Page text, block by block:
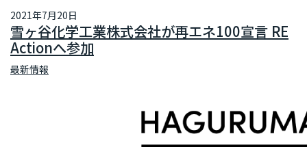
2021年7月20日
雪ヶ谷化学工業株式会社が再エネ100宣言 RE
Actionへ参加
最新情報